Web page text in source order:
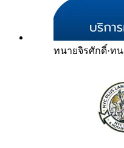
ทนายจิรศักดิ์·ทน